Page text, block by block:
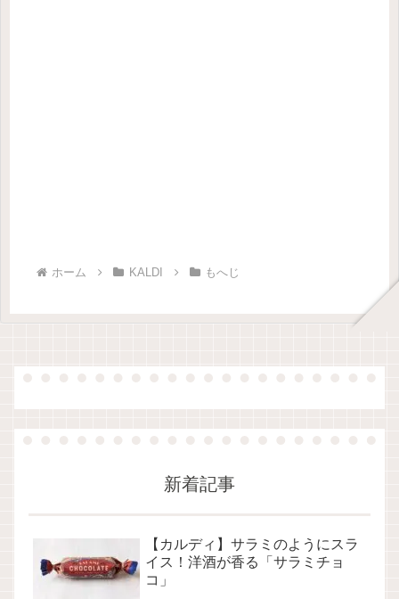
ホーム KALDI もへじ
新着記事
【カルディ】サラミのようにスラ
イス！洋酒が香る「サラミチョ
コ」